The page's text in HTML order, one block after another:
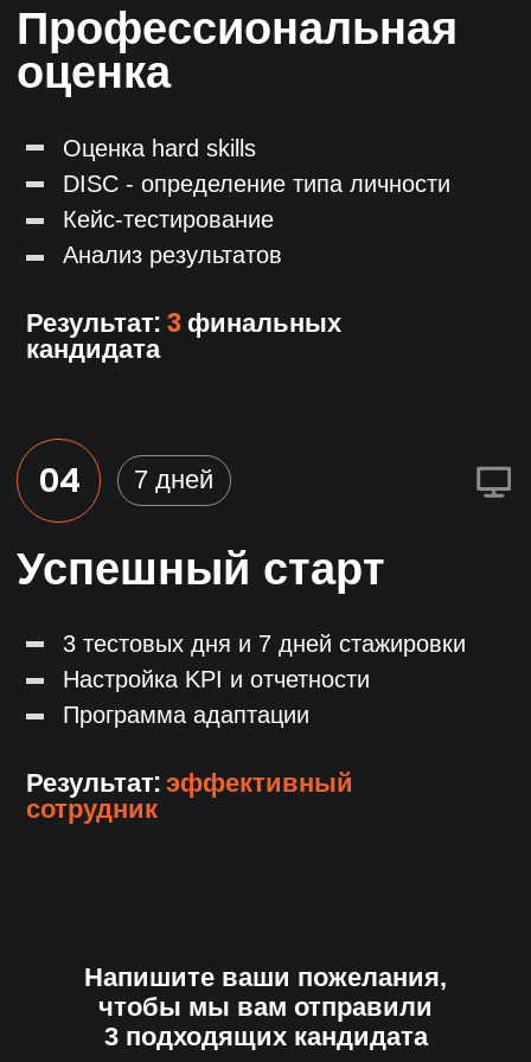
JOB-сайты
HH.ru
Superjob
Rabota.ru
Joblab.ru
и другие
Собственная база
База ведется с 2017 года
Прозрачная фиксированная
стоимость без скрытых платежей
ЛИНЕЙНЫЙ ПЕРСОНАЛ